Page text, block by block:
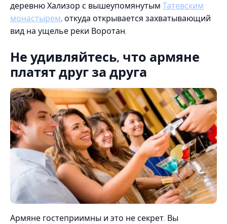
деревню Хализор с вышеупомянутым Татевским
монастырем, откуда открывается захватывающий
вид на ущелье реки Воротан.
Не удивляйтесь, что армяне
платят друг за друга
Армяне гостеприимны и это не секрет. Вы